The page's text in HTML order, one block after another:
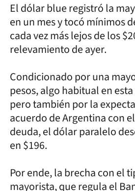
El dólar blue registró la
en un mes y tocó mínimos
cada vez más lejos de los
relevamiento de ayer.
Condicionado por una
pesos, algo habitual en
pero también por la
acuerdo de Argentina con
deuda, el dólar paralelo
en $196.
Por ende, la brecha con el
mayorista, que regula el